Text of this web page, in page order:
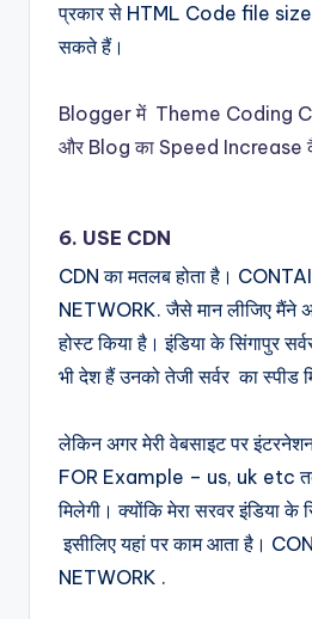
प्रकार से HTML Code file
सकते हैं।
Blogger में Theme Coding
और Blog का Speed
6. USE CDN
CDN का मतलब होता है।
NETWORK. जैसे मान लीजिए मैंने
होस्ट किया है। इंडिया के सिंगापुर
भी देश हैं उनको तेजी सर्वर का स्पीड
लेकिन अगर मेरी वेबसाइट पर
FOR Example – us, uk etc
मिलेगी। क्योंकि मेरा सरवर इंडिया के
इसीलिए यहां पर काम आता है।
NETWORK .